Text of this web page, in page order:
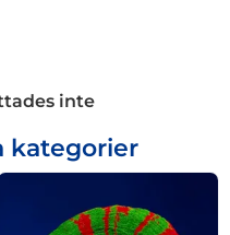
inte
kategorier